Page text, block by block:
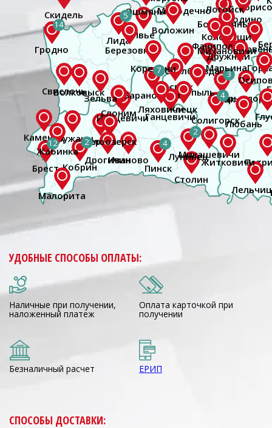
3
4
Брест
12 4
7
2
2
Гродно
14
5
УДОБНЫЕ СПОСОБЫ ОПЛАТЫ:
Наличные при получении,
наложенный платеж
Оплата карточкой при
получении
Безналичный расчет ЕРИП
СПОСОБЫ ДОСТАВКИ: